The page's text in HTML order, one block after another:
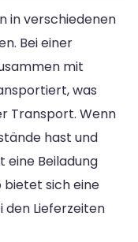
in verschiedenen
Bei einer
mit
was
Transport. Wenn
hast und
eine Beiladung
bietet sich eine
den Lieferzeiten